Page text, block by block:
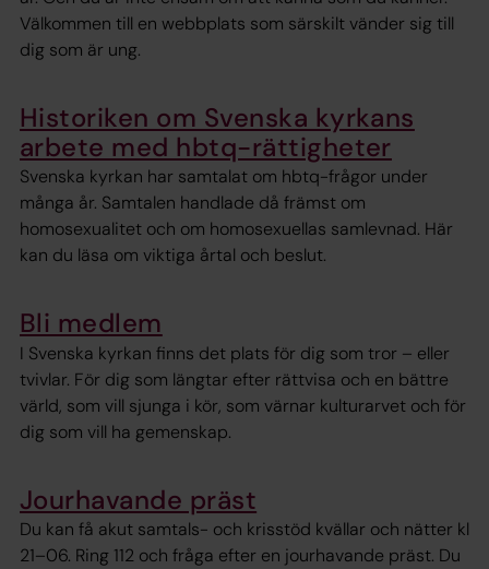
Välkommen till en webbplats som särskilt vänder sig till
dig som är ung.
Historiken om Svenska kyrkans
arbete med hbtq-rättigheter
Svenska kyrkan har samtalat om hbtq-frågor under
många år. Samtalen handlade då främst om
homosexualitet och om homosexuellas samlevnad. Här
kan du läsa om viktiga årtal och beslut.
Bli medlem
I Svenska kyrkan finns det plats för dig som tror – eller
tvivlar. För dig som längtar efter rättvisa och en bättre
värld, som vill sjunga i kör, som värnar kulturarvet och för
dig som vill ha gemenskap.
Jourhavande präst
Du kan få akut samtals- och krisstöd kvällar och nätter kl
21–06. Ring 112 och fråga efter en jourhavande präst. Du